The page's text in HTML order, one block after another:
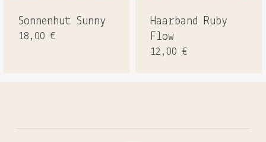
Sonnenhut Sunny
18,00 €
Haarband Ruby
Flow
12,00 €